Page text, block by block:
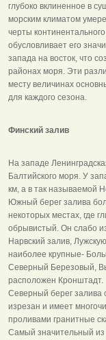
глубоко вклиненное в
морским климатом
черты
обусловливает его
запада на восток, что
районах моря. Эти
месту величинах
для каждого сезона.
Финский залив
На западе
Балтийского моря. У
км, а в так называемой
Южный берег залива
некоторых местах, где
обрывистый. Он слабо
Нарвский залив,
наиболее крупные-
Северный Березовый,
расположен Кронштадт.
Северный берег залива
изрезан и имеет
проливами гранитные
Самый значительный из